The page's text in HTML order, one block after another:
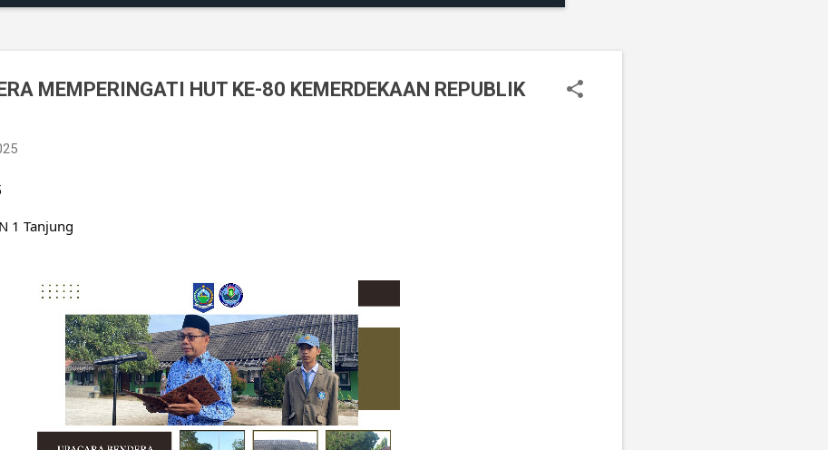
MEMPERINGATI HUT KE-80 KEMERDEKAAN REPUBLIK
1 Tanjung